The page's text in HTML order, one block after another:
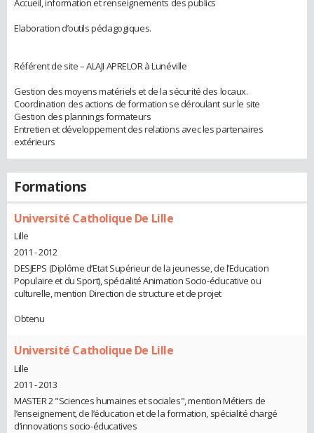
Elaboration d’outils pédagogiques.
Référent de site – ALAJI APRELOR à Lunéville
Gestion des moyens matériels et de la sécurité des locaux.
Coordination des actions de formation se déroulant sur le site
Gestion des plannings formateurs
Entretien et développement des relations avec les partenaires
extérieurs
Formations
Université Catholique De Lille
Lille
2011 - 2012
DESJEPS (Diplôme d’Etat Supérieur de la jeunesse, de l’Education
Populaire et du Sport), spécialité Animation Socio-éducative ou
culturelle, mention Direction de structure et de projet
Obtenu
Université Catholique De Lille
Lille
2011 - 2013
MASTER 2 "Sciences humaines et sociales", mention Métiers de
l’enseignement, de l’éducation et de la formation, spécialité chargé
d’innovations socio-éducatives